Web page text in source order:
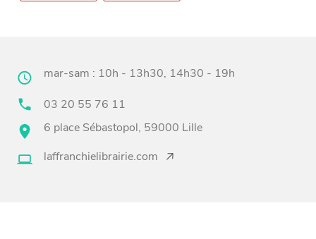
mar-sam : 10h - 13h30, 14h30 - 19h
03 20 55 76 11
6 place Sébastopol, 59000 Lille
laffranchielibrairie.com
BONS PLANS ET ADRESSES